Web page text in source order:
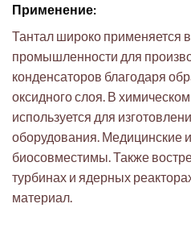
Применение:
Тантал широко применяется
промышленности для
конденсаторов благодаря
оксидного слоя. В
используется для
оборудования. Медицинские
биосовместимы. Также
турбинах и ядерных
материал.